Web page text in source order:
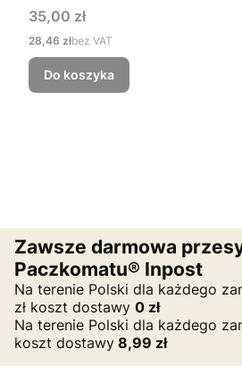
Cena
35,00 zł
Cena
28,46 złbez VAT
Do koszyka
Zawsze darmowa
Paczkomatu® Inpost
Na terenie Polski dla każdego
zł koszt dostawy 0 zł
Na terenie Polski dla każdego
koszt dostawy 8,99 zł